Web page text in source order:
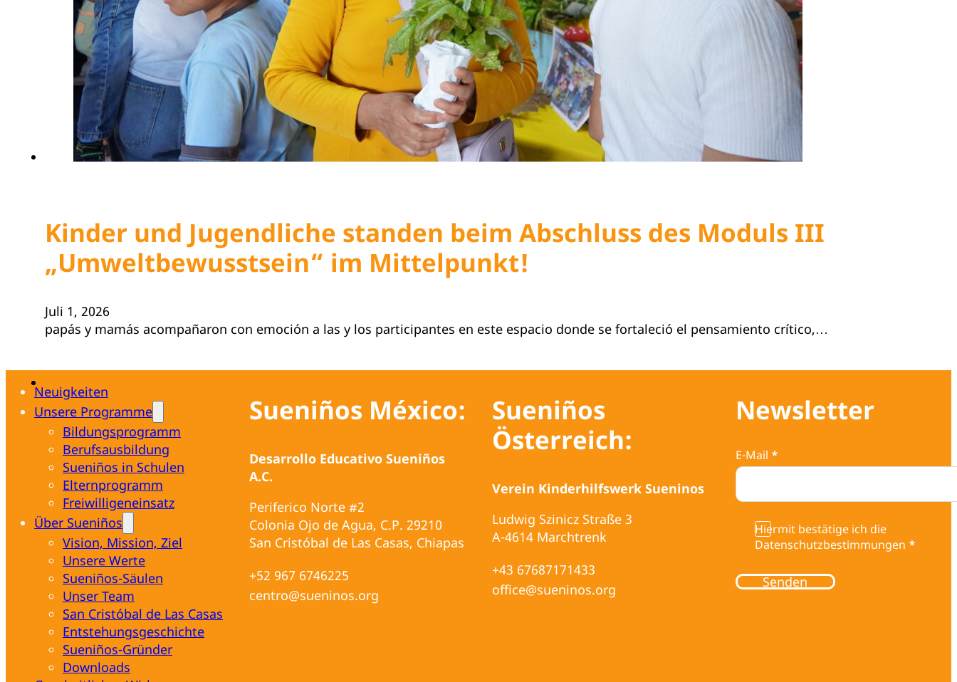
Kinder und Jugendliche standen beim Abschluss des Moduls III
„Umweltbewusstsein“ im Mittelpunkt!
Juli 1, 2026
papás y mamás acompañaron con emoción a las y los participantes en este espacio donde se fortaleció el pensamiento crítico,…
Neuigkeiten
Unsere Programme
Bildungsprogramm
Berufsausbildung
Sueniños in Schulen
Elternprogramm
Freiwilligeneinsatz
Über Sueniños
Vision, Mission, Ziel
Unsere Werte
Sueniños-Säulen
Unser Team
San Cristóbal de Las Casas
Entstehungsgeschichte
Sueniños-Gründer
Downloads
Sueniños México:
Desarrollo Educativo Sueniños
A.C.
Periferico Norte #2
Colonia Ojo de Agua, C.P. 29210
San Cristóbal de Las Casas, Chiapas
+52 967 6746225
centro@sueninos.org
Sueniños
Österreich:
Verein Kinderhilfswerk Sueninos
Ludwig Szinicz Straße 3
A-4614 Marchtrenk
+43 67687171433
office@sueninos.org
Newsletter
E-Mail *
Hiermit bestätige ich die
Datenschutzbestimmungen *
Senden